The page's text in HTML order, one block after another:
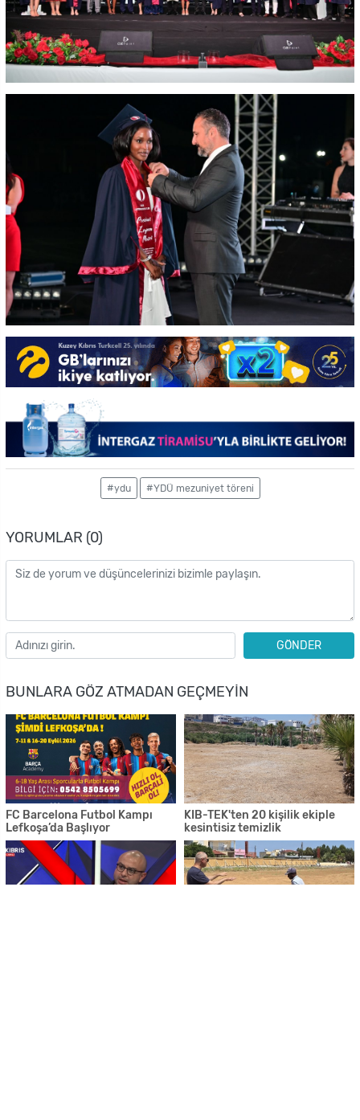
#ydu #YDÜ mezuniyet töreni
YORUMLAR (0)
GÖNDER
BUNLARA GÖZ ATMADAN GEÇMEYIN
FC Barcelona Futbol Kampı
Lefkoşa’da Başlıyor
KIB-TEK'ten 20 kişilik ekiple
kesintisiz temizlik